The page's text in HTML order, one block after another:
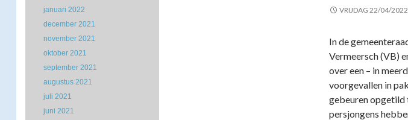
VRIJDAG 22/04/2022
In de
Vermeersch (VB)
over een – in
voorgevallen in
gebeuren opgetild
persjongens
januari 2022
december 2021
november 2021
oktober 2021
september 2021
augustus 2021
juli 2021
juni 2021